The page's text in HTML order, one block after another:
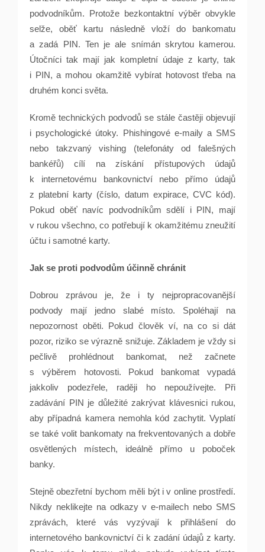
podvodníkům. Protože bezkontaktní výběr obvykle
selže, oběť kartu následně vloží do bankomatu
a zadá PIN. Ten je ale snímán skrytou kamerou.
Útočníci tak mají jak kompletní údaje z karty, tak
i PIN, a mohou okamžitě vybírat hotovost třeba na
druhém konci světa.
Kromě technických podvodů se stále častěji objevují
i psychologické útoky. Phishingové e-maily a SMS
nebo takzvaný vishing (telefonáty od falešných
bankéřů) cílí na získání přístupových údajů
k internetovému bankovnictví nebo přímo údajů
z platební karty (číslo, datum expirace, CVC kód).
Pokud oběť navíc podvodníkům sdělí i PIN, mají
v rukou všechno, co potřebují k okamžitému zneužití
účtu i samotné karty.
Jak se proti podvodům účinně chránit
Dobrou zprávou je, že i ty nejpropracovanější
podvody mají jedno slabé místo. Spoléhají na
nepozornost oběti. Pokud člověk ví, na co si dát
pozor, riziko se výrazně snižuje. Základem je vždy si
pečlivě prohlédnout bankomat, než začnete
s výběrem hotovosti. Pokud bankomat vypadá
jakkoliv podezřele, raději ho nepoužívejte. Při
zadávání PIN je důležité zakrývat klávesnici rukou,
aby případná kamera nemohla kód zachytit. Vyplatí
se také volit bankomaty na frekventovaných a dobře
osvětlených místech, ideálně přímo u poboček
banky.
Stejně obezřetní bychom měli být i v online prostředí.
Nikdy neklikejte na odkazy v e-mailech nebo SMS
zprávách, které vás vyzývají k přihlášení do
internetového bankovnictví či k zadání údajů z karty.